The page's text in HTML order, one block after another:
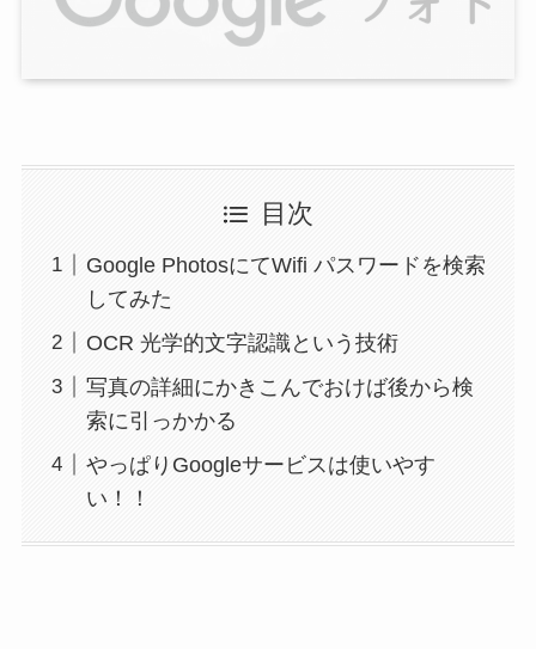
目次
Google PhotosにてWifi パスワードを検索
してみた
OCR 光学的文字認識という技術
写真の詳細にかきこんでおけば後から検
索に引っかかる
やっぱりGoogleサービスは使いやす
い！！